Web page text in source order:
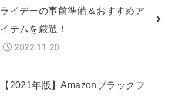
ライデーの事前準備＆おすすめア
イテムを厳選！
2022.11.20
【2021年版】Amazonブラックフ